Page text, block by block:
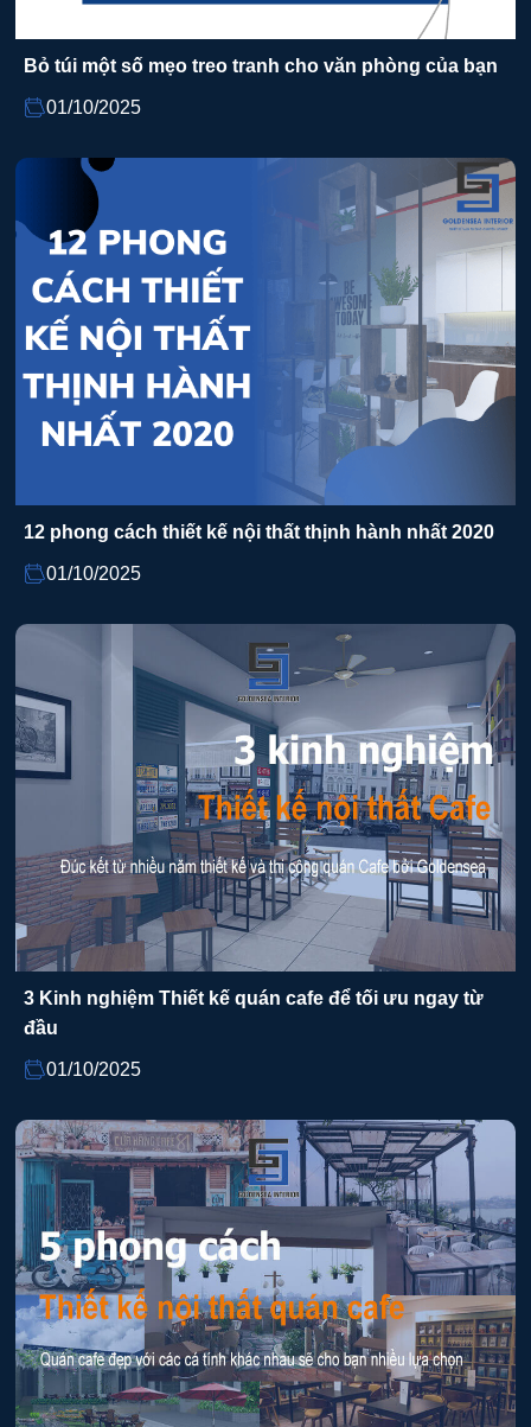
Bỏ túi một số mẹo treo tranh cho văn phòng của bạn
01/10/2025
12 phong cách thiết kế nội thất thịnh hành nhất 2020
01/10/2025
3 Kinh nghiệm Thiết kế quán cafe để tối ưu ngay từ
đầu
01/10/2025